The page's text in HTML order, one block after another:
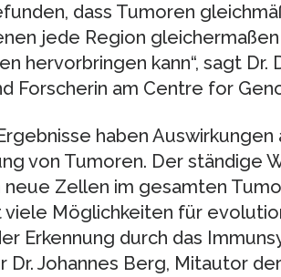
dass Tumoren
jede Region
hervorbringen kann“, sagt
Forscherin am Centre for
haben
von Tumoren. Der ständige
neue Zellen im gesamten
viele Möglichkeiten für
Erkennung durch das
Dr. Johannes Berg, Mitautor